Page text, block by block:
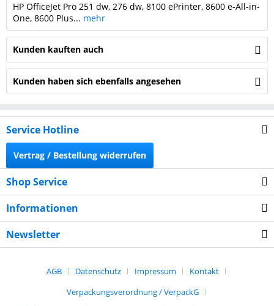
HP OfficeJet Pro 251 dw, 276 dw, 8100 ePrinter, 8600 e-All-in-
One, 8600 Plus... mehr
Kunden kauften auch
Kunden haben sich ebenfalls angesehen
Service Hotline
Vertrag / Bestellung widerrufen
Shop Service
Informationen
Newsletter
AGB Datenschutz Impressum
Kontakt
Verpackungsverordnung / VerpackG